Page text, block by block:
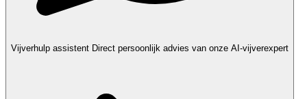
Vijverhulp assistent Direct persoonlijk advies van onze AI-vijverexpert